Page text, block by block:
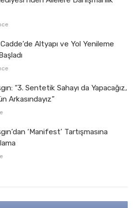
Altyapı ve Yol Yenileme
“3. Sentetik Sahayı da Yapacağız,
Arkasındayız”
‘Manifest’ Tartışmasına